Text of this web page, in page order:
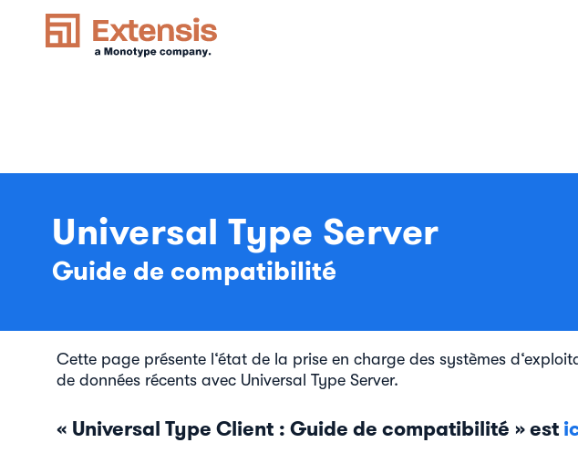
Universal Type Server
Guide de compatibilité
Cette page présente l‘état de la prise en charge des systèmes
de données récents avec Universal Type Server.
« Universal Type Client : Guide de compatibilité » est